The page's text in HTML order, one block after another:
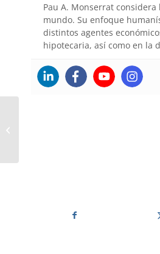
Pau A. Monserrat
mundo. Su enfoque
distintos agentes
hipotecaria, así como en la